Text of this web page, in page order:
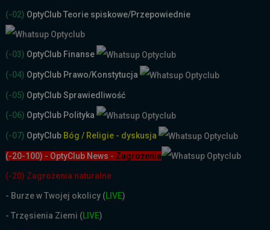
(-02) OptyClub Teorie spiskowe/Przepowiednie
(-03) OptyClub Finanse
(-04) OptyClub Prawo/Konstytucja
(-05) OptyClub Sprawiedliwość
(-06) OptyClub Polityka
(-07) OptyClub Bóg / Religie - dyskusja
(-20-100) - OptyClub News - Zagrożenia
(-20) Zagrożenia naturalne
- Burze w Twojej okolicy (LIVE)
- Trzęsienia Ziemi (LIVE)